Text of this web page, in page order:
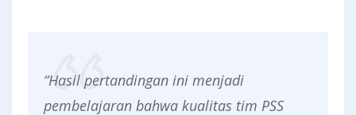
“Hasil pertandingan ini menjadi
pembelajaran bahwa kualitas tim PSS